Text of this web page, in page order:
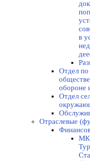
в
Отдел по
оборонe
Отдел
Отраслевые